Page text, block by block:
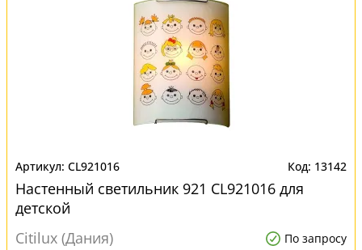
CL921016 13142
Настенный светильник 921 CL921016 для
детской
Citilux (Дания)
По запросу